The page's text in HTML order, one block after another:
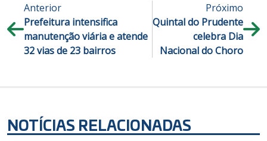
Anterior
Prefeitura intensifica
manutenção viária e atende
32 vias de 23 bairros
Próximo
Quintal do Prudente
celebra Dia
Nacional do Choro
NOTÍCIAS RELACIONADAS